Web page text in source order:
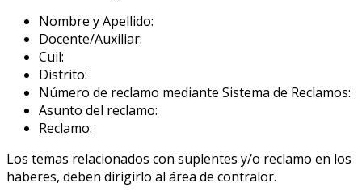
Nombre y Apellido:
Docente/Auxiliar:
Cuil:
Distrito:
Número de reclamo mediante Sistema de Reclamos:
Asunto del reclamo:
Reclamo:
Los temas relacionados con suplentes y/o reclamo en los
haberes, deben dirigirlo al área de contralor.